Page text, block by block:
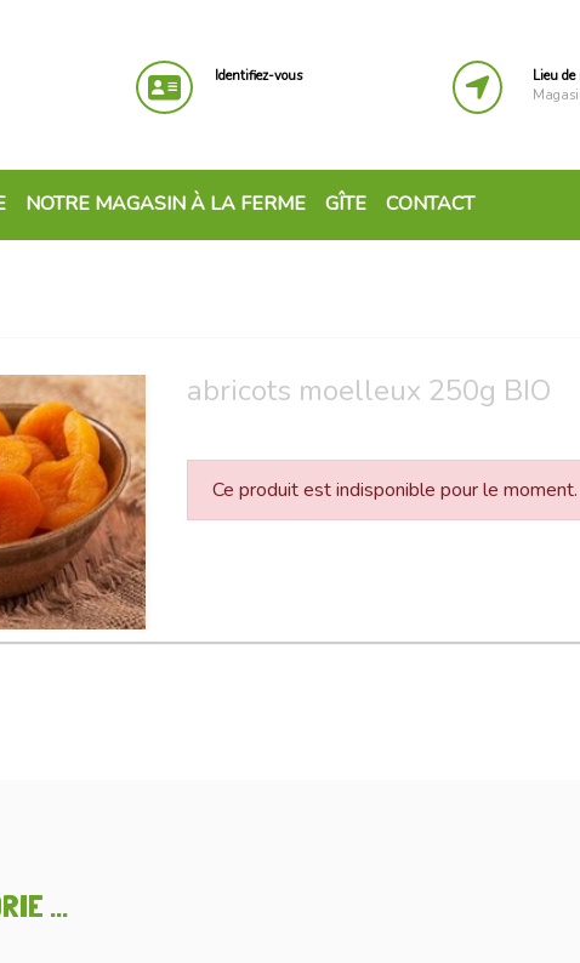
Identifiez-vous
Lieu de
NOTRE MAGASIN À LA FERME GÎTE CONTACT
abricots moelleux 250g BIO
Ce produit est indisponible pour le moment.
...